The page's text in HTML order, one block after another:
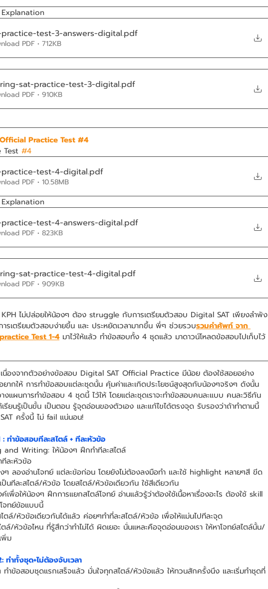
test-3-answers-digital.pdf
PDF • 712KB
sat-practice-test-3-digital.pdf
PDF • 910KB
Practice Test #4
Test #4
test-4-digital.pdf
PDF • 10.58MB
test-4-answers-digital.pdf
PDF • 823KB
sat-practice-test-4-digital.pdf
PDF • 909KB
ไม่ปล่อยให้น้องๆ ต้อง struggle กับการเตรียมตัวสอบ Digital SAT เพียงลำพัง
รเตรียมตัวสอบง่ายขึ้น และ ประหยัดเวลามากขึ้น พี่ๆ ช่วยรวบรวมคำศัพท์ จาก
Test 1-4 มาไว้ให้แล้ว ทำข้อสอบทั้ง 4 ชุดแล้ว มาดาวน์โหลดข้อสอบไปเก็บไว้
นื่องจากตัวอย่างข้อสอบ Digital SAT Official Practice มีน้อย ต้องใช้สอยอย่าง
ากให้ การทำข้อสอบแต่ละชุดนั้น คุ้มค่าและเกิดประโยชน์สูงสุดกับน้องๆจริงๆ ดังนั้น
แผนการทำข้อสอบ 4 ชุดนี้ ไว้ให้ โดยแต่ละชุดเราจะทำข้อสอบคนละแบบ คนละวิธีกัน
เรียนรู้เป็นขั้น เป็นตอน รู้จุดอ่อนของตัวเอง และแก้ไขได้ตรงจุด รับรองว่าถ้าทำตามนี้
ครั้งนี้ ไม่ fail แน่นอน!
ทำข้อสอบทีละสไตล์ + ทีละหัวข้อ
and Writing: ให้น้องๆ ฝึกทำทีละสไตล์
ละหัวข้อ
ๆ ลองอ่านโจทย์ แต่ละข้อก่อน โดยยังไม่ต้องลงมือทำ และใช้ highlight หลายๆสี ขีด
ป็นทีละสไตล์/หัวข้อ โดยสไตล์/หัวข้อเดียวกัน ใช้สีเดียวกัน
เพื่อให้น้องๆ ฝึกการแยกสไตล์โจทย์ อ่านแล้วรู้ว่าต้องใช้เนื้อหาเรื่องอะไร ต้องใช้ skill
จทย์ข้อแบบนี้
ตล์/หัวข้อเดียวกันได้แล้ว ค่อยๆทำที่ละสไตล์/หัวข้อ เพื่อให้แม่นไปทีละจุด
ตล์/หัวข้อไหน ที่รู้สึกว่าทำไม่ได้ ผิดเยอะ นั่นแหละคือจุดอ่อนของเรา ให้หาโจทย์สไตล์นั้น/
พิ่ม
ทำทั้งชุด+ไม่ต้องจับเวลา
ทำข้อสอบชุดแรกเสร็จแล้ว มั่นใจทุกสไตล์/หัวข้อแล้ว ให้ทวนสักครั้งนึง และเริ่มทำชุดที่